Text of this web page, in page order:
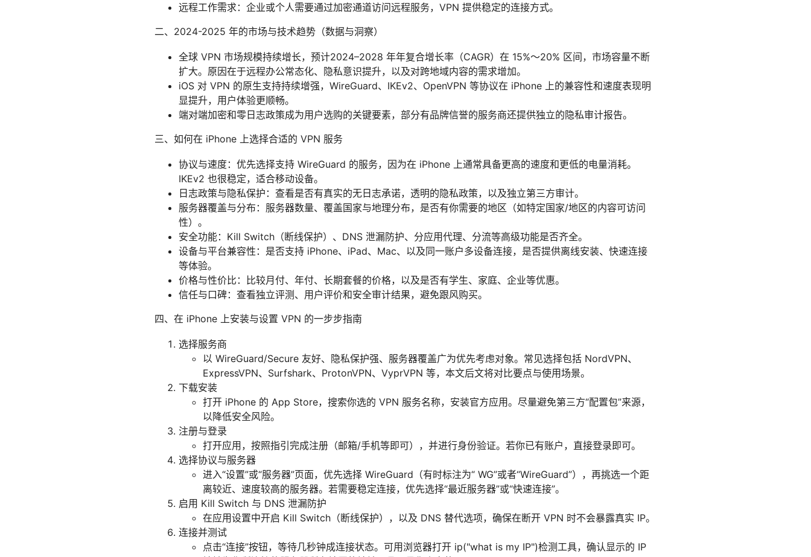
远程工作需求：企业或个人需要通过加密通道访问远程服务，VPN 提供稳定的连接方式。
二、2024-2025 年的市场与技术趋势（数据与洞察）
全球 VPN 市场规模持续增长，预计2024–2028 年年复合增长率（CAGR）在 15%～20% 区间，市场容量不断
扩大。原因在于远程办公常态化、隐私意识提升，以及对跨地域内容的需求增加。
iOS 对 VPN 的原生支持持续增强，WireGuard、IKEv2、OpenVPN 等协议在 iPhone 上的兼容性和速度表现明
显提升，用户体验更顺畅。
端对端加密和零日志政策成为用户选购的关键要素，部分有品牌信誉的服务商还提供独立的隐私审计报告。
三、如何在 iPhone 上选择合适的 VPN 服务
协议与速度：优先选择支持 WireGuard 的服务，因为在 iPhone 上通常具备更高的速度和更低的电量消耗。
IKEv2 也很稳定，适合移动设备。
日志政策与隐私保护：查看是否有真实的无日志承诺，透明的隐私政策，以及独立第三方审计。
服务器覆盖与分布：服务器数量、覆盖国家与地理分布，是否有你需要的地区（如特定国家/地区的内容可访问
性）。
安全功能：Kill Switch（断线保护）、DNS 泄漏防护、分应用代理、分流等高级功能是否齐全。
设备与平台兼容性：是否支持 iPhone、iPad、Mac、以及同一账户多设备连接，是否提供离线安装、快速连接
等体验。
价格与性价比：比较月付、年付、长期套餐的价格，以及是否有学生、家庭、企业等优惠。
信任与口碑：查看独立评测、用户评价和安全审计结果，避免跟风购买。
四、在 iPhone 上安装与设置 VPN 的一步步指南
选择服务商
以 WireGuard/Secure 友好、隐私保护强、服务器覆盖广为优先考虑对象。常见选择包括 NordVPN、
ExpressVPN、Surfshark、ProtonVPN、VyprVPN 等，本文后文将对比要点与使用场景。
下载安装
打开 iPhone 的 App Store，搜索你选的 VPN 服务名称，安装官方应用。尽量避免第三方“配置包”来源，
以降低安全风险。
注册与登录
打开应用，按照指引完成注册（邮箱/手机等即可），并进行身份验证。若你已有账户，直接登录即可。
选择协议与服务器
进入“设置”或“服务器”页面，优先选择 WireGuard（有时标注为“ WG”或者“WireGuard”），再挑选一个距
离较近、速度较高的服务器。若需要稳定连接，优先选择“最近服务器”或“快速连接”。
启用 Kill Switch 与 DNS 泄漏防护
在应用设置中开启 Kill Switch（断线保护），以及 DNS 替代选项，确保在断开 VPN 时不会暴露真实 IP。
连接并测试
点击“连接”按钮，等待几秒钟成连接状态。可用浏览器打开 ip("what is my IP")检测工具，确认显示的 IP